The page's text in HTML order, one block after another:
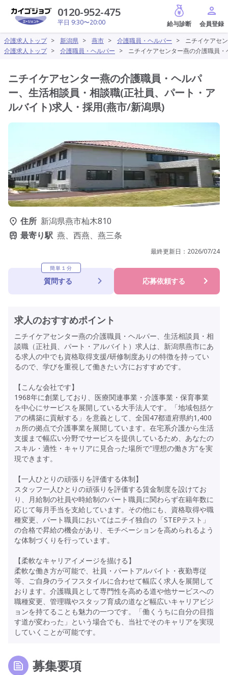
0120-952-475
平日 9:30〜20:00
給与診断
介護求人トップ > 新潟県 > 燕市 > 介護職員・ヘルパー >
ニチイケアセ
介護求人トップ > 介護職員・ヘルパー > ニチイケアセンター燕の介護職員
ニチイケアセンター燕の介護職員・ヘルパ
ー、生活相談員・相談職(正社員、パート・ア
ルバイト)求人・採用(燕市/新潟県)
住所 新潟県燕市杣木810
最寄り駅 燕、西燕、燕三条
最終更新日： 2026/07/24
簡単１分
質問する 応募依頼する
求人のおすすめポイント
ニチイケアセンター燕の介護職員・ヘルパー、生活相談員・相
談職（正社員、パート・アルバイト）求人は、新潟県燕市にあ
る求人の中でも資格取得支援/研修制度ありの特徴を持ってい
るので、学びを重視して働きたい方におすすめです。
【こんな会社です】
1968年に創業しており、医療関連事業・介護事業・保育事業
を中心にサービスを展開している大手法人です。「地域包括ケ
アの構築に貢献する」を意義として、全国47都道府県約1,400
ヵ所の拠点で介護事業を展開しています。在宅系介護から生活
支援まで幅広い分野でサービスを提供しているため、あなたの
スキル・適性・キャリアに見合った場所で"理想の働き方"を実
現できます。
【一人ひとりの頑張りを評価する体制】
スタッフ一人ひとりの頑張りを評価する賃金制度を設けてお
り、月給制の社員や時給制のパート職員に関わらず在籍年数に
応じて毎月手当を支給しています。その他にも、資格取得や職
種変更、パート職員においてはニチイ独自の「STEPテスト」
の合格で昇給の機会があり、モチベーションを高められるよう
な体制づくりを行っています。
【柔軟なキャリアイメージを描ける】
柔軟な働き方が可能で、社員・パートアルバイト・夜勤専従
等、ご自身のライフスタイルに合わせて幅広く求人を展開して
おります。介護職員として専門性を高める道や他サービスへの
職種変更、管理職やスタッフ育成の道など幅広いキャリアビジ
ョンを持てることも魅力の一つです。「働くうちに自分の目指
す道が変わった」という場合でも、当社でそのキャリアを実現
していくことが可能です。
募集要項